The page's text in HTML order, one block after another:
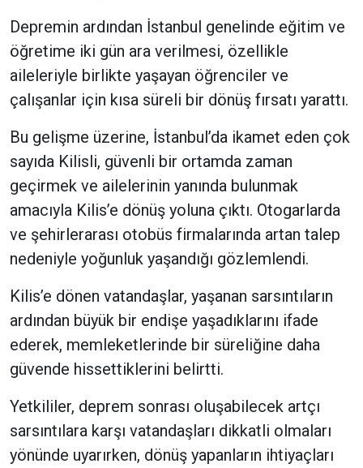
Depremin ardından İstanbul genelinde eğitim ve
öğretime iki gün ara verilmesi, özellikle
aileleriyle birlikte yaşayan öğrenciler ve
çalışanlar için kısa süreli bir dönüş fırsatı yarattı.
Bu gelişme üzerine, İstanbul’da ikamet eden çok
sayıda Kilisli, güvenli bir ortamda zaman
geçirmek ve ailelerinin yanında bulunmak
amacıyla Kilis’e dönüş yoluna çıktı. Otogarlarda
ve şehirlerarası otobüs firmalarında artan talep
nedeniyle yoğunluk yaşandığı gözlemlendi.
Kilis’e dönen vatandaşlar, yaşanan sarsıntıların
ardından büyük bir endişe yaşadıklarını ifade
ederek, memleketlerinde bir süreliğine daha
güvende hissettiklerini belirtti.
Yetkililer, deprem sonrası oluşabilecek artçı
sarsıntılara karşı vatandaşları dikkatli olmaları
yönünde uyarırken, dönüş yapanların ihtiyaçları